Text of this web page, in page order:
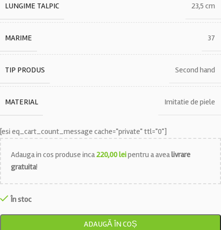
LUNGIME TALPIC 23,5 cm
MARIME 37
TIP PRODUS Second hand
MATERIAL Imitatie de piele
[esi eq_cart_count_message cache="private" ttl="0"]
Adauga in cos produse inca220,00leipentru a avealivrare
gratuita!
În stoc
ADAUGĂ ÎN COȘ